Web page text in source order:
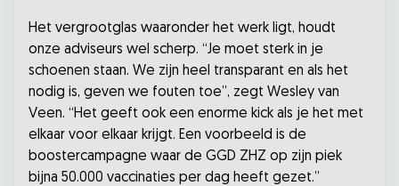
Het vergrootglas waaronder het werk ligt, houdt
onze adviseurs wel scherp. “Je moet sterk in je
schoenen staan. We zijn heel transparant en als het
nodig is, geven we fouten toe”, zegt Wesley van
Veen. “Het geeft ook een enorme kick als je het met
elkaar voor elkaar krijgt. Een voorbeeld is de
boostercampagne waar de GGD ZHZ op zijn piek
bijna 50.000 vaccinaties per dag heeft gezet.”